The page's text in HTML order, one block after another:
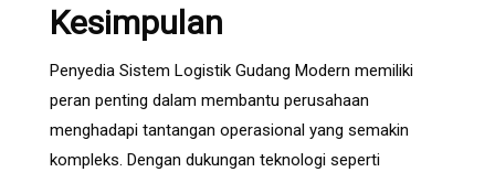
Kesimpulan
Penyedia Sistem Logistik Gudang Modern memiliki
peran penting dalam membantu perusahaan
menghadapi tantangan operasional yang semakin
kompleks. Dengan dukungan teknologi seperti